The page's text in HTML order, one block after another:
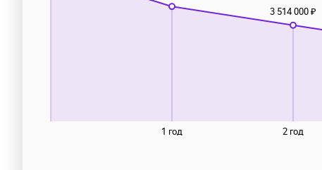
1 год 2 год
3 514 000 ₽